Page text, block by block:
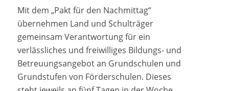
Mit dem „Pakt für den Nachmittag“
übernehmen Land und Schulträger
gemeinsam Verantwortung für ein
verlässliches und freiwilliges Bildungs- und
Betreuungsangebot an Grundschulen und
Grundstufen von Förderschulen. Dieses